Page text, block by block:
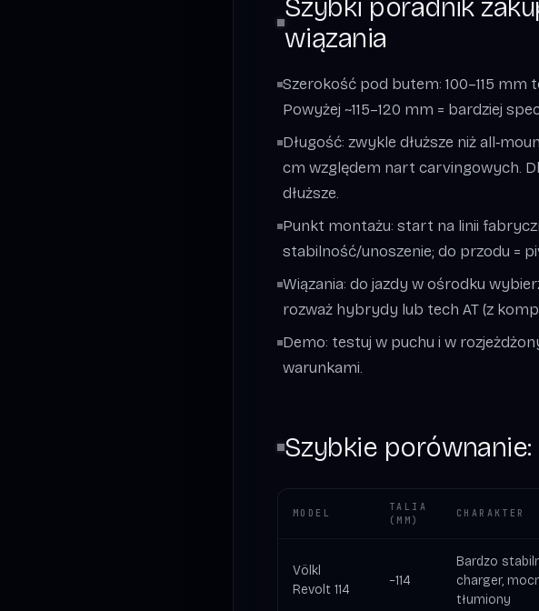
Szybki poradnik
wiązania
Szerokość pod butem: 100–115
Powyżej ~115–120 mm = bardziej
Długość: zwykle dłuższe niż
cm względem nart carvingowych.
dłuższe.
Punkt montażu: start na linii
stabilność/unoszenie; do przodu =
Wiązania: do jazdy w ośrodku
rozważ hybrydy lub tech AT (z
Demo: testuj w puchu i w
warunkami.
Szybkie
MODEL
TALIA
(MM)
CHARAKTER
Völkl
Revolt 114
~114
Bardzo
charger,
tłumiony